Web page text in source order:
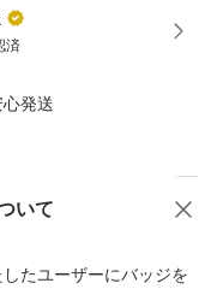
済
心発送
いて
たユーザーにバッジを
商品への質問